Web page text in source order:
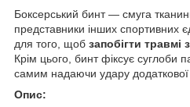
Боксерський бинт — смуга
представники інших спортивних
для того, щоб запобігти травмі
Крім цього, бинт фіксує суглоби
самим надаючи удару додаткової
Опис: